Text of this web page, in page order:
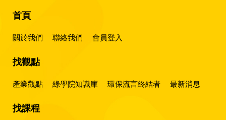
首頁
關於我們 聯絡我們 會員登入
找觀點
產業觀點 綠學院知識庫 環保流言終結者 最新消息
找課程